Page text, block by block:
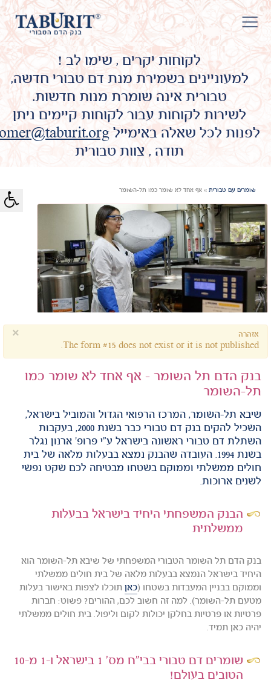
לקוחות יקרים , שימו לב !
למעוניינים בשמירת מנת דם טבורי חדשה,
טבורית אינה שומרת מנות חדשות.
לשירות לקוחות עבור לקוחות קיימים ניתן
לפנות לכל שאלה באימייל
תודה , צוות טבורית
שומרים עם טבורית » אף אחד לא שומר כמו תל-השומר
× אזהרה
The form #15 does not exist or it is not published.
בנק הדם תל השומר - אף אחד לא שומר כמו
תל-השומר
שיבא תל-השומר, המרכז הרפואי הגדול והמוביל בישראל,
השכיל להקים בנק דם טבורי כבר בשנת 2000, בעקבות
השתלת דם טבורי ראשונה בישראל ע"י פרופ' ארנון נגלר
בשנת 1994. העובדה שהבנק נמצא בבעלות מלאה של בית
חולים ממשלתי וממוקם בשטחו מבטיחה לכם שקט נפשי
לשנים ארוכות.
הבנק המשפחתי היחיד בישראל בבעלות
ממשלתית
בנק הדם תל השומר הטבורי המשפחתי של שיבא תל-השומר הוא
היחיד בישראל הנמצא בבעלות מלאה של בית חולים ממשלתי
וממוקם בבניין המעבדות בשטחו (כאן תוכלו לצפות באישור בעלות
מטעם תל-השומר). למה זה חשוב לכם, ההורים? פשוט: חברות
פרטיות או פרטיות בחלקן יכולות לקום וליפול. בית חולים ממשלתי
יהיה כאן תמיד.
שומרים דם טבורי בבי"ח מס' 1 בישראל ו-1 מ-10
הטובים בעולם!